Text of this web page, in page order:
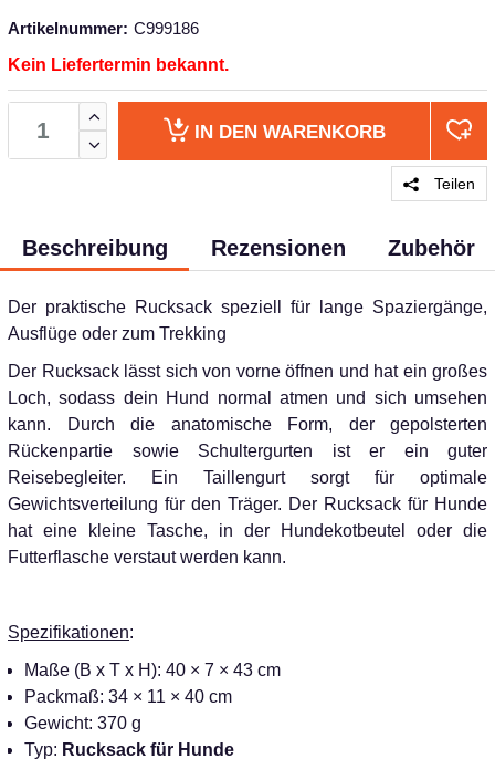
Artikelnummer: C999186
Kein Liefertermin bekannt.
IN DEN WARENKORB
Teilen
Beschreibung Rezensionen Zubehör
Der praktische Rucksack speziell für lange Spaziergänge,
Ausflüge oder zum Trekking
Der Rucksack lässt sich von vorne öffnen und hat ein großes
Loch, sodass dein Hund normal atmen und sich umsehen
kann. Durch die anatomische Form, der gepolsterten
Rückenpartie sowie Schultergurten ist er ein guter
Reisebegleiter. Ein Taillengurt sorgt für optimale
Gewichtsverteilung für den Träger. Der Rucksack für Hunde
hat eine kleine Tasche, in der Hundekotbeutel oder die
Futterflasche verstaut werden kann.
Spezifikationen:
Maße (B x T x H): 40 × 7 × 43 cm
Packmaß: 34 × 11 × 40 cm
Gewicht: 370 g
Typ: Rucksack für Hunde